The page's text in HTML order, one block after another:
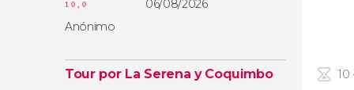
10,0
06/08/2026
Anónimo
Tour por La Serena y Coquimbo
10